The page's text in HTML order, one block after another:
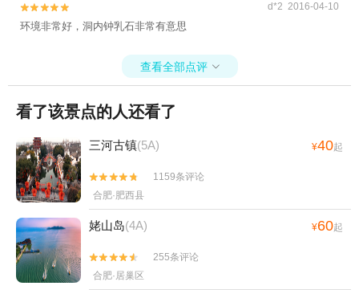

 d*2 2016-04-10
环境非常好，洞内钟乳石非常有意思
查看全部点评 
看了该景点的人还看了
三河古镇(5A) ¥40起


1159条评论
合肥·肥西县
姥山岛(4A) ¥60起


255条评论
合肥·居巢区